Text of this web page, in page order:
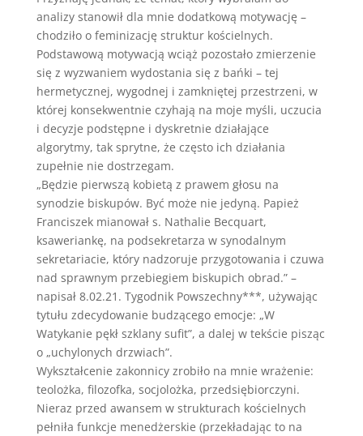
analizy stanowił dla mnie dodatkową motywację –
chodziło o feminizację struktur kościelnych.
Podstawową motywacją wciąż pozostało zmierzenie
się z wyzwaniem wydostania się z bańki – tej
hermetycznej, wygodnej i zamkniętej przestrzeni, w
której konsekwentnie czyhają na moje myśli, uczucia
i decyzje podstępne i dyskretnie działające
algorytmy, tak sprytne, że często ich działania
zupełnie nie dostrzegam.
„Będzie pierwszą kobietą z prawem głosu na
synodzie biskupów. Być może nie jedyną. Papież
Franciszek mianował s. Nathalie Becquart,
ksaweriankę, na podsekretarza w synodalnym
sekretariacie, który nadzoruje przygotowania i czuwa
nad sprawnym przebiegiem biskupich obrad.” –
napisał 8.02.21. Tygodnik Powszechny***, używając
tytułu zdecydowanie budzącego emocje: „W
Watykanie pękł szklany sufit”, a dalej w tekście pisząc
o „uchylonych drzwiach”.
Wykształcenie zakonnicy zrobiło na mnie wrażenie:
teolożka, filozofka, socjolożka, przedsiębiorczyni.
Nieraz przed awansem w strukturach kościelnych
pełniła funkcje menedżerskie (przekładając to na